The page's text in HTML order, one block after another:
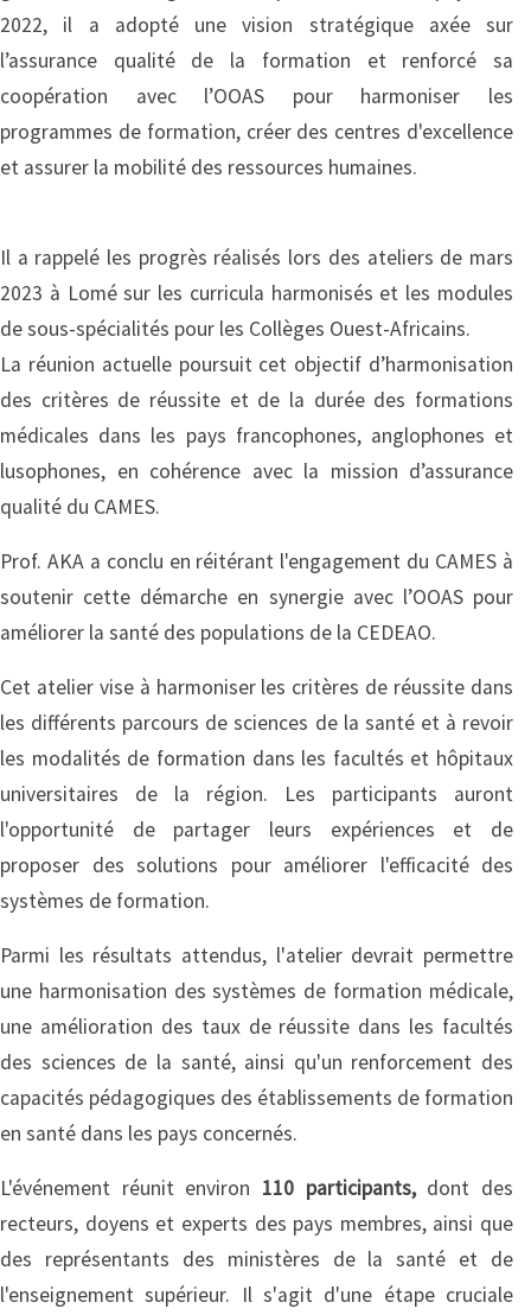
2022, il a adopté une vision stratégique axée sur
l’assurance qualité de la formation et renforcé sa
coopération avec l’OOAS pour harmoniser les
programmes de formation, créer des centres d'excellence
et assurer la mobilité des ressources humaines.
Il a rappelé les progrès réalisés lors des ateliers de mars
2023 à Lomé sur les curricula harmonisés et les modules
de sous-spécialités pour les Collèges Ouest-Africains.
La réunion actuelle poursuit cet objectif d’harmonisation
des critères de réussite et de la durée des formations
médicales dans les pays francophones, anglophones et
lusophones, en cohérence avec la mission d’assurance
qualité du CAMES.
Prof. AKA a conclu en réitérant l'engagement du CAMES à
soutenir cette démarche en synergie avec l’OOAS pour
améliorer la santé des populations de la CEDEAO.
Cet atelier vise à harmoniser les critères de réussite dans
les différents parcours de sciences de la santé et à revoir
les modalités de formation dans les facultés et hôpitaux
universitaires de la région. Les participants auront
l'opportunité de partager leurs expériences et de
proposer des solutions pour améliorer l'efficacité des
systèmes de formation.
Parmi les résultats attendus, l'atelier devrait permettre
une harmonisation des systèmes de formation médicale,
une amélioration des taux de réussite dans les facultés
des sciences de la santé, ainsi qu'un renforcement des
capacités pédagogiques des établissements de formation
en santé dans les pays concernés.
L'événement réunit environ 110 participants,dont des
recteurs, doyens et experts des pays membres, ainsi que
des représentants des ministères de la santé et de
l'enseignement supérieur. Il s'agit d'une étape cruciale